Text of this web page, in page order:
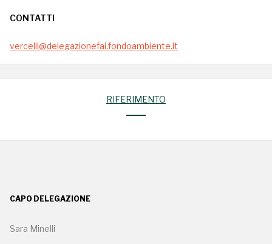
CONTATTI
vercelli@delegazionefai.fondoambiente.it
RIFERIMENTO
CAPO DELEGAZIONE
Sara Minelli